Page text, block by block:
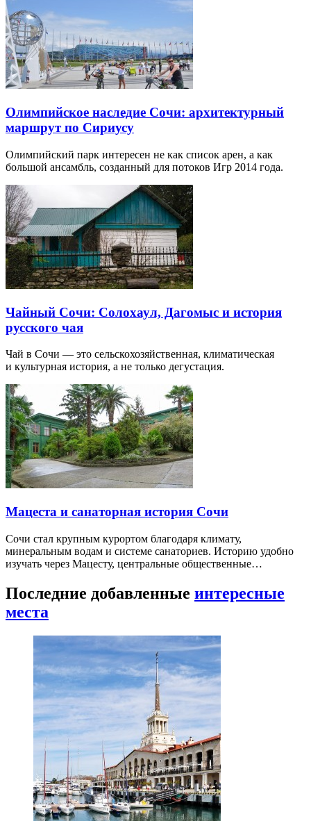
Олимпийское наследие Сочи: архитектурный
маршрут по Сириусу
Олимпийский парк интересен не как список арен, а как
большой ансамбль, созданный для потоков Игр 2014 года.
Чайный Сочи: Солохаул, Дагомыс и история
русского чая
Чай в Сочи — это сельскохозяйственная, климатическая
и культурная история, а не только дегустация.
Мацеста и санаторная история Сочи
Сочи стал крупным курортом благодаря климату,
минеральным водам и системе санаториев. Историю удобно
изучать через Мацесту, центральные общественные…
Последние добавленные интересные
места